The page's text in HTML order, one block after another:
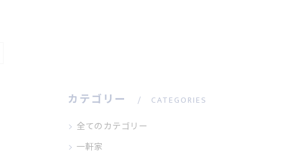
カテゴリー CATEGORIES
全てのカテゴリー
一軒家